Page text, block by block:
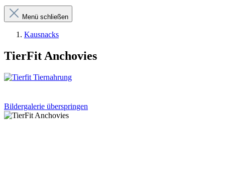
Menü schließen
Kausnacks
TierFit Anchovies
Bildergalerie überspringen